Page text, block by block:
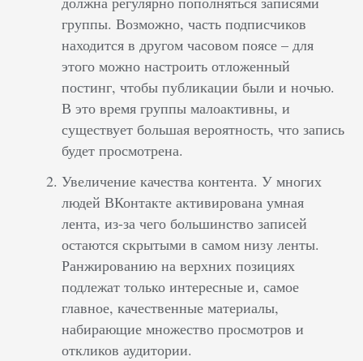
группы. Возможно, часть подписчиков
находится в другом часовом поясе – для
этого можно настроить отложенный
постинг, чтобы публикации были и ночью.
В это время группы малоактивны, и
существует большая вероятность, что запись
будет просмотрена.
Увеличение качества контента. У многих
людей ВКонтакте активирована умная
лента, из-за чего большинство записей
остаются скрытыми в самом низу ленты.
Ранжированию на верхних позициях
подлежат только интересные и, самое
главное, качественные материалы,
набирающие множество просмотров и
откликов аудитории.